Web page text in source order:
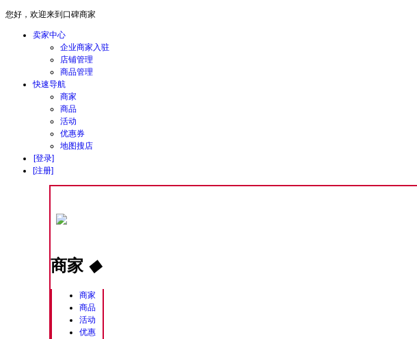
您好，欢迎来到口碑商家
卖家中心
企业商家入驻
店铺管理
商品管理
快速导航
商家
商品
活动
优惠券
地图搜店
[登录]
[注册]
商家 ◆
商家
商品
活动
优惠